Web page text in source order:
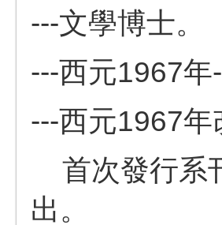
---文學博士。
---西元1967年
---西元1967年
首次發行系
出。